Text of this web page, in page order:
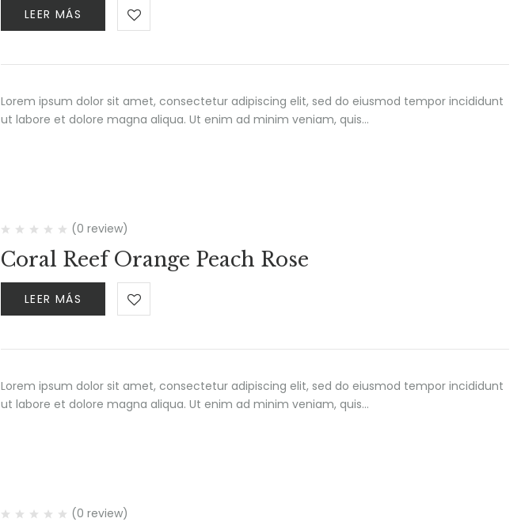
LEER MÁS
Lorem ipsum dolor sit amet, consectetur adipiscing elit, sed do eiusmod tempor incididunt
ut labore et dolore magna aliqua. Ut enim ad minim veniam, quis…
(0 review)
Coral Reef Orange Peach Rose
LEER MÁS
Lorem ipsum dolor sit amet, consectetur adipiscing elit, sed do eiusmod tempor incididunt
ut labore et dolore magna aliqua. Ut enim ad minim veniam, quis…
(0 review)